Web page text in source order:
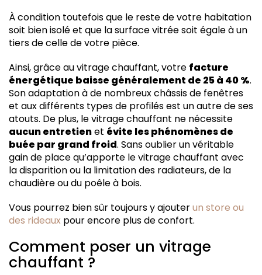
À condition toutefois que le reste de votre habitation
soit bien isolé et que la surface vitrée soit égale à un
tiers de celle de votre pièce.
Ainsi, grâce au vitrage chauffant, votre facture
énergétique baisse généralement de 25 à 40 %.
Son adaptation à de nombreux châssis de fenêtres
et aux différents types de profilés est un autre de ses
atouts. De plus, le vitrage chauffant ne nécessite
aucun entretienet évite les phénomènes de
buée par grand froid. Sans oublier un véritable
gain de place qu’apporte le vitrage chauffant avec
la disparition ou la limitation des radiateurs, de la
chaudière ou du poêle à bois.
Vous pourrez bien sûr toujours y ajouterun store ou
des rideaux pour encore plus de confort.
Comment poser un vitrage
chauffant ?